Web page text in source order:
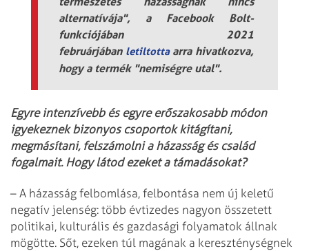
alternatívája", a Facebook Bolt-
funkciójában 2021
februárjában letiltotta arra hivatkozva,
hogy a termék "nemiségre utal".
Egyre intenzívebb és egyre erőszakosabb módon
igyekeznek bizonyos csoportok kitágítani,
megmásítani, felszámolni a házasság és család
fogalmait. Hogy látod ezeket a támadásokat?
– A házasság felbomlása, felbontása nem új keletű
negatív jelenség: több évtizedes nagyon összetett
politikai, kulturális és gazdasági folyamatok állnak
mögötte. Sőt, ezeken túl magának a kereszténységnek